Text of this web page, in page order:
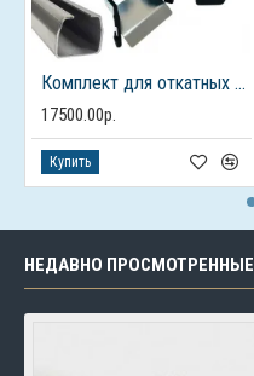
Комплект для откатных ворот ALUTECH до 450кг., балка 7м.
17500.00р.
Купить
НЕДАВНО ПРОСМОТРЕННЫЕ